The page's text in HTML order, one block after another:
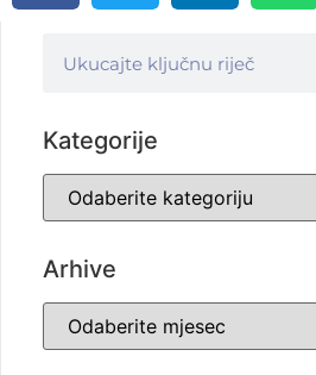
Kategorije
Arhive